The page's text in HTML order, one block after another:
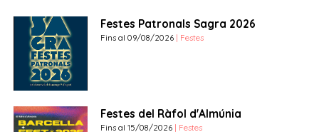
Festes Patronals Sagra 2026
Fins al 09/08/2026 | Festes
Festes del Ràfol d'Almúnia
Fins al 15/08/2026 | Festes